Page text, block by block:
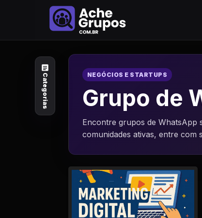
Explore por
assunto
Animais e Natureza
Arte e Design
Auto e Motocicleta
Celebridades e Estilo
Categorias NEGÓCIOS E STARTUPS
Grupo de
Encontre grupos de WhatsApp
comunidades ativas, entre com